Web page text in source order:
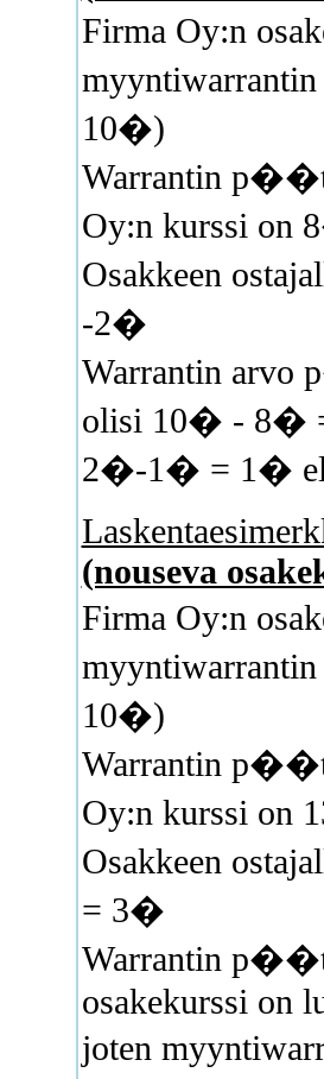
Firma Oy:n
10�)
Warrantin
Oy:n kurssi on
Osakkeen
-2�
Warrantin
olisi 10� - 8�
2�-1� = 1�
(nouseva
Firma Oy:n
10�)
Warrantin
Oy:n kurssi on
Osakkeen
= 3�
Warrantin
osakekurssi on
joten